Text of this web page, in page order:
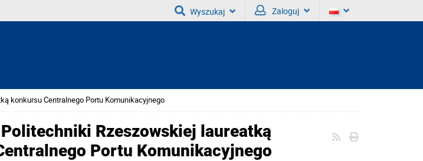
Wyszukaj Zaloguj
konkursu Centralnego Portu Komunikacyjnego
Rzeszowskiej laureatką
Portu Komunikacyjnego